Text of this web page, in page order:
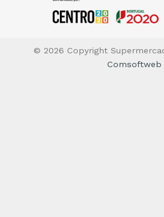
© 2026 Copyright
Comsoftweb